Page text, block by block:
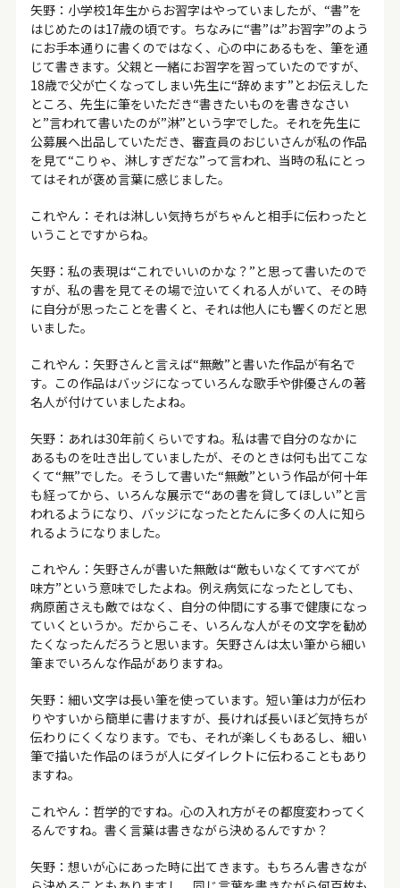
矢野：小学校1年生からお習字はやっていましたが、“書”を
はじめたのは17歳の頃です。ちなみに“書”は”お習字”のよう
にお手本通りに書くのではなく、心の中にあるもを、筆を通
じて書きます。父親と一緒にお習字を習っていたのですが、
18歳で父が亡くなってしまい先生に“辞めます”とお伝えした
ところ、先生に筆をいただき“書きたいものを書きなさい
と”言われて書いたのが”淋”という字でした。それを先生に
公募展へ出品していただき、審査員のおじいさんが私の作品
を見て“こりゃ、淋しすぎだな”って言われ、当時の私にとっ
てはそれが褒め言葉に感じました。
これやん：それは淋しい気持ちがちゃんと相手に伝わったと
いうことですからね。
矢野：私の表現は“これでいいのかな？”と思って書いたので
すが、私の書を見てその場で泣いてくれる人がいて、その時
に自分が思ったことを書くと、それは他人にも響くのだと思
いました。
これやん：矢野さんと言えば“無敵”と書いた作品が有名で
す。この作品はバッジになっていろんな歌手や俳優さんの著
名人が付けていましたよね。
矢野：あれは30年前くらいですね。私は書で自分のなかに
あるものを吐き出していましたが、そのときは何も出てこな
くて“無”でした。そうして書いた“無敵”という作品が何十年
も経ってから、いろんな展示で“あの書を貸してほしい”と言
われるようになり、バッジになったとたんに多くの人に知ら
れるようになりました。
これやん：矢野さんが書いた無敵は“敵もいなくてすべてが
味方”という意味でしたよね。例え病気になったとしても、
病原菌さえも敵ではなく、自分の仲間にする事で健康になっ
ていくというか。だからこそ、いろんな人がその文字を勧め
たくなったんだろうと思います。矢野さんは太い筆から細い
筆までいろんな作品がありますね。
矢野：細い文字は長い筆を使っています。短い筆は力が伝わ
りやすいから簡単に書けますが、長ければ長いほど気持ちが
伝わりにくくなります。でも、それが楽しくもあるし、細い
筆で描いた作品のほうが人にダイレクトに伝わることもあり
ますね。
これやん：哲学的ですね。心の入れ方がその都度変わってく
るんですね。書く言葉は書きながら決めるんですか？
矢野：想いが心にあった時に出てきます。もちろん書きなが